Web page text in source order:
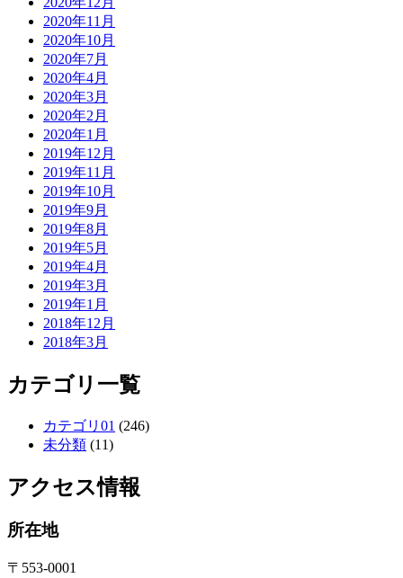
2020年11月
2020年10月
2020年7月
2020年4月
2020年3月
2020年2月
2020年1月
2019年12月
2019年11月
2019年10月
2019年9月
2019年8月
2019年5月
2019年4月
2019年3月
2019年1月
2018年12月
2018年3月
カテゴリ一覧
カテゴリ01 (246)
未分類 (11)
アクセス情報
所在地
〒553-0001